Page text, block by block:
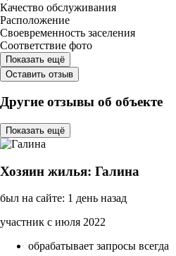
Качество обслуживания
Расположение
Своевременность заселения
Соответствие фото
Показать ещё
Оставить отзыв
Другие отзывы об объекте
Показать ещё
Хозяин жилья: Галина
был на сайте: 1 день назад
участник с июля 2022
обрабатывает запросы всегда